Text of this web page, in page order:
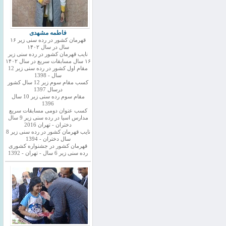
فاطمه مشهدی
قهرمان کشور در رده سنی زیر ۱۶
سال در سال ۱۴۰۲
نایب قهرمان کشور در رده سنی زیر
۱۶ سال مسابقات سریع در سال ۱۴۰۲
مقام اول کشور در رده سنی زیر 12
سال - 1398
کسب مقام سوم زیر 12 سال کشور
درسال 1397
مقام سوم رده سنی زیر 10 سال
1396
کسب عنوان دومی مسابقات سریع
مدارس اسیا در رده سنی زیر 9 سال
دختران - تهران 2016
نایب قهرمان کشور در رده سنی زیر 8
سال دختران - 1394
قهرمان کشور در جشنواره کشوری
رده سنی زیر 6 سال - تهران - 1392